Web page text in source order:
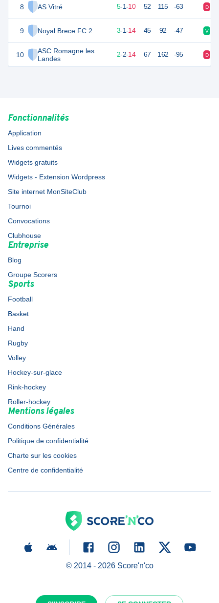
8 AS Vitré
9 Noyal Brece FC 2
10
ASC Romagne les
Landes
5-1-10 52 115 -63 D
10 3-1-14 45 92 -47 V
8 2-2-14 67 162 -95 D
Fonctionnalités
Application
Lives commentés
Widgets gratuits
Widgets - Extension Wordpress
Site internet MonSiteClub
Tournoi
Convocations
Clubhouse
Entreprise
Blog
Groupe Scorers
Sports
Football
Basket
Hand
Rugby
Volley
Hockey-sur-glace
Rink-hockey
Roller-hockey
Mentions légales
Conditions Générales
Politique de confidentialité
Charte sur les cookies
Centre de confidentialité
© 2014 - 2026Score'n'co